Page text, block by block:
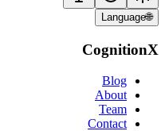
🌐
Language
CognitionX
Blog
About
Team
Contact